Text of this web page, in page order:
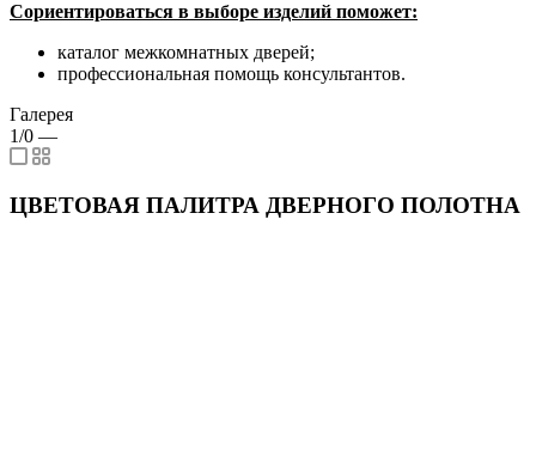
Сориентироваться в выборе изделий поможет:
каталог межкомнатных дверей;
профессиональная помощь консультантов.
Галерея
1/0 —
ЦВЕТОВАЯ ПАЛИТРА ДВЕРНОГО ПОЛОТНА